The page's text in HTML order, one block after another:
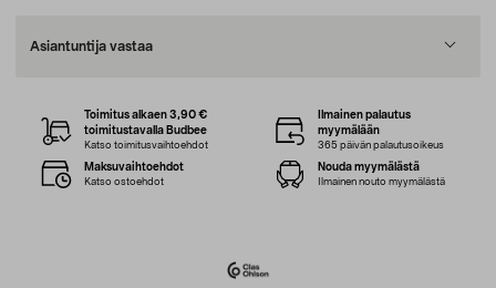
Asiantuntija vastaa
Toimitus alkaen 3,90 €
toimitustavalla Budbee
Katso toimitusvaihtoehdot
Ilmainen palautus
myymälään
365 päivän palautusoikeus
Maksuvaihtoehdot
Katso ostoehdot
Nouda myymälästä
Ilmainen nouto myymälästä